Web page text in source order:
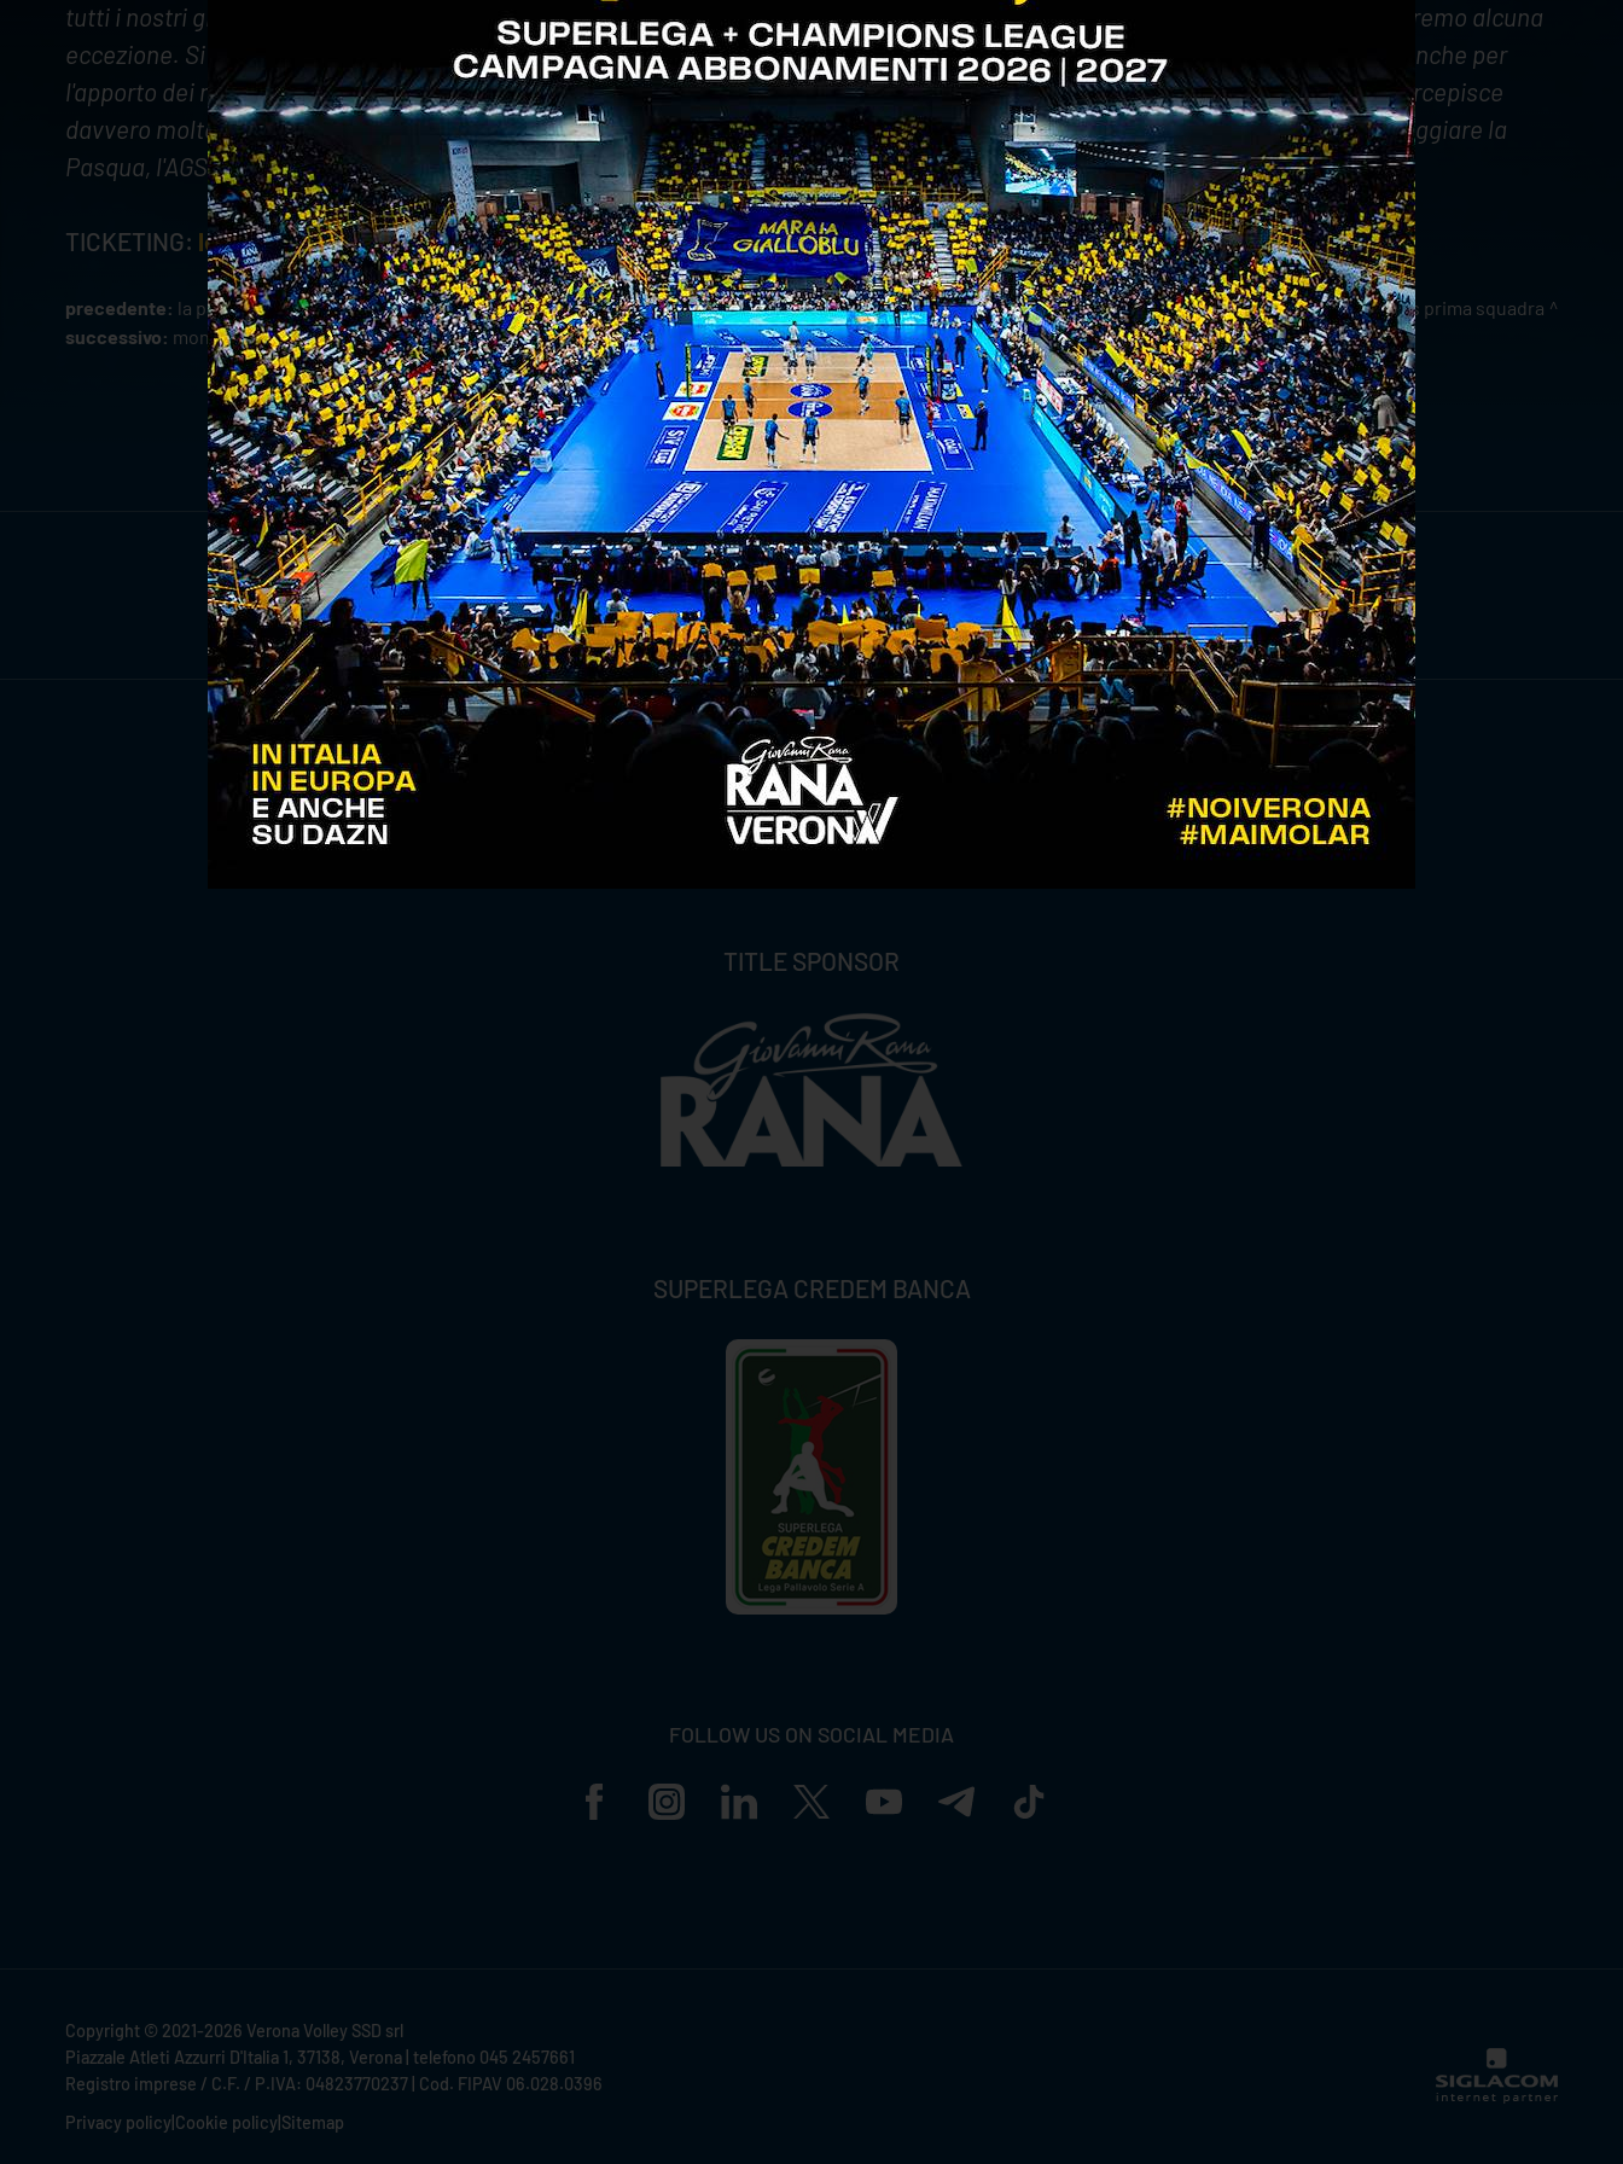
tutti i nostri giocatori, crede che ogni sfida vada giocata al massimo delle nostre possibilità. Puntiamo sempre a vincere e non faremo alcuna
eccezione. Si riparte dal Forum, dove nell'ultima partita abbiamo assistito ad un vero e proprio spettacolo, grazie ai ragazzi, ma anche per
l'apporto dei nostri tifosi che, non mi stancherò mai di dirlo, solo il nostro uomo in più in campo. La nostra squadra è giovane e percepisce
davvero molto il sostegno del pubblico. Mi auguro che domani, nonostante molte persone saranno giustamente altrove per festeggiare la
Pasqua, l'AGSM Forum sia vivo e acceso per una grande festa assieme come è accaduto nell'ultima gara qui con Monza".
TICKETING: leggi qui
precedente: la pasqua è gialloblù! verona-taranto 3-0
successivo: monza-verona, variazione data
news prima squadra
ISCRIVITI ALLANEWSLETTER ISCRIVITI ORA
TITLE SPONSOR
SUPERLEGA CREDEM BANCA
FOLLOW US ON SOCIAL MEDIA
Copyright © 2021-2026 Verona Volley SSD srl
Piazzale Atleti Azzurri D'Italia 1, 37138, Verona | telefono 045 2457661
Registro imprese / C.F. / P.IVA: 04823770237 | Cod. FIPAV 06.028.0396
Privacy policy Cookie policy Sitemap